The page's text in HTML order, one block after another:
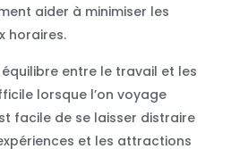
aider à minimiser les
horaires.
équilibre entre le travail et les
lorsque l’on voyage
facile de se laisser distraire
et les attractions